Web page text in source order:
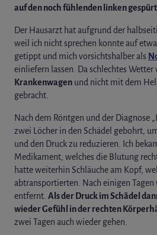
auf den noch fühlenden linken gespürt
Der Hausarzt hat aufgrund der
weil ich nicht sprechen konnte auf
getippt und mich vorsichtshalber als
einliefern lassen. Da schlechtes
Krankenwagen und nicht mit dem
gebracht.
Nach dem Röntgen und der Diagnose
zwei Löcher in den Schädel gebohrt,
und den Druck zu reduzieren. Ich
Medikament, welches die Blutung
hatte weiterhin Schläuche am Kopf,
abtransportierten. Nach einigen Tagen
entfernt. Als der Druck im Schädel
wieder Gefühl in der rechten
zwei Tagen auch wieder gehen.